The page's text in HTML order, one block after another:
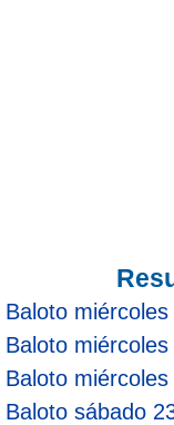
Baloto
Baloto
Baloto
Baloto sábado